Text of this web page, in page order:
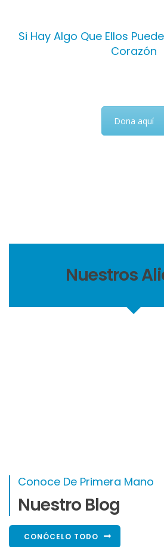
Si Hay Algo Que Ellos
Corazón
Dona aquí
Nuestros
Conoce De Primera Mano
Nuestro Blog
CONÓCELO TODO